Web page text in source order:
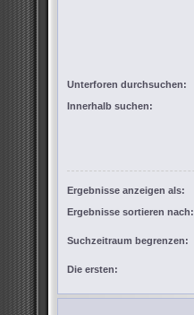
Unterforen durchsuchen:
Innerhalb suchen:
Ergebnisse anzeigen als:
Ergebnisse sortieren nach:
Suchzeitraum begrenzen:
Die ersten: